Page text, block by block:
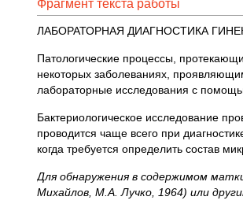
Фрагмент текста работы
ЛАБОРАТОРНАЯ ДИАГНОСТИКА
Патологические процессы,
некоторых заболеваниях,
лабораторные исследования с
Бактериологическое исследование
проводится чаще всего при
когда требуется определить состав
Для обнаружения в содержимом
Михайлов, М.А. Лучко, 1964) или